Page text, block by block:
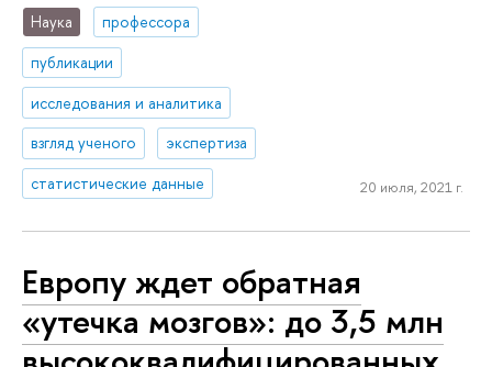
Наука
профессора
публикации
исследования и аналитика
взгляд ученого
экспертиза
статистические данные
20 июля, 2021 г.
Европу ждет обратная
«утечка мозгов»: до 3,5 млн